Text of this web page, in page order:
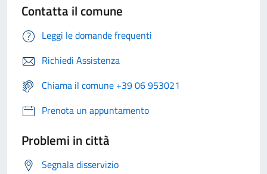
Contatta il comune
Leggi le domande frequenti
Richiedi Assistenza
Chiama il comune +39 06 953021
Prenota un appuntamento
Problemi in città
Segnala disservizio